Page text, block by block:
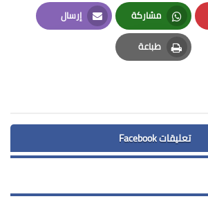
مشاركة
Whatsapp
إرسال
Email
طباعة
Print
تعليقات Facebook